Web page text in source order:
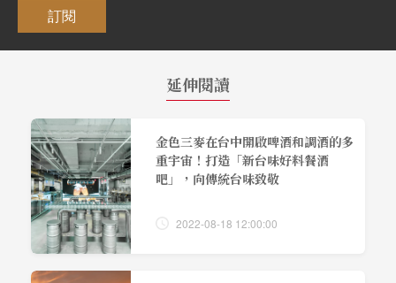
訂閱
延伸閱讀
金色三麥在台中開啟啤酒和調酒的多
重宇宙！打造「新台味好料餐酒
吧」，向傳統台味致敬
2022-08-18 12:00:00